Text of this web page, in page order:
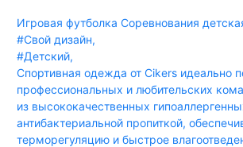
Игровая футболка Соревнования
#Свой дизайн,
#Детский,
Спортивная одежда от Cikers идеально
профессиональных и любительских
из высококачественных
антибактериальной пропиткой,
терморегуляцию и быстрое